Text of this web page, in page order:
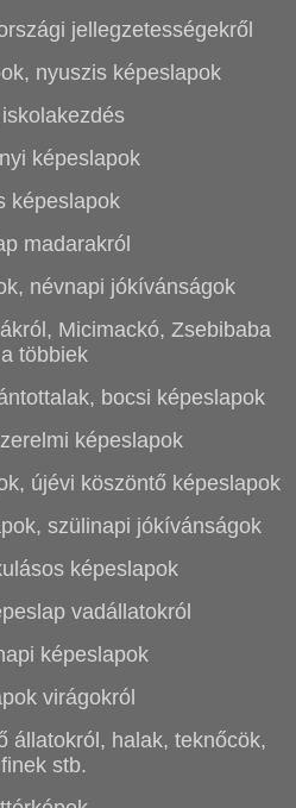
jellegzetességekről
nyuszis képeslapok
képeslapok
képeslapok
madarakról
névnapi jókívánságok
Micimackó, Zsebibaba
többiek
bocsi képeslapok
képeslapok
újévi köszöntő képeslapok
szülinapi jókívánságok
képeslapok
vadállatokról
képeslapok
virágokról
állatokról, halak, teknőcök,
stb.